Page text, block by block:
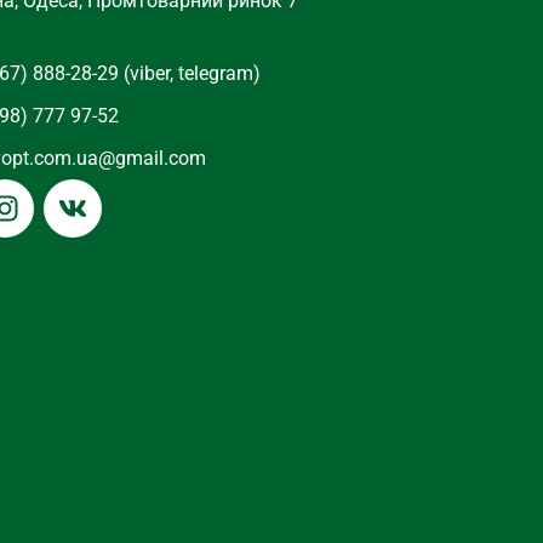
888-28-29 (viber, telegram)
777 97-52